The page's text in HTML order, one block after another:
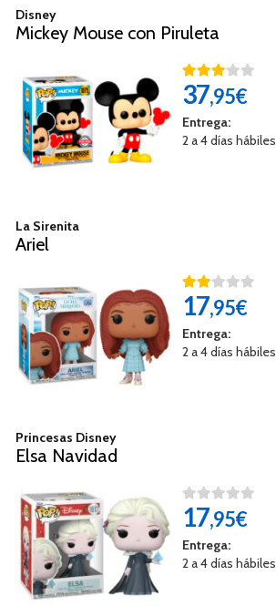
Disney
Mickey Mouse con Piruleta
37,95€
Entrega:
2 a 4 días hábiles
La Sirenita
Ariel
17,95€
Entrega:
2 a 4 días hábiles
Princesas Disney
Elsa Navidad
17,95€
Entrega:
2 a 4 días hábiles